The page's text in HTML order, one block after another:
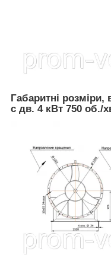
Габаритні
с дв. 4 кВт 750 об./